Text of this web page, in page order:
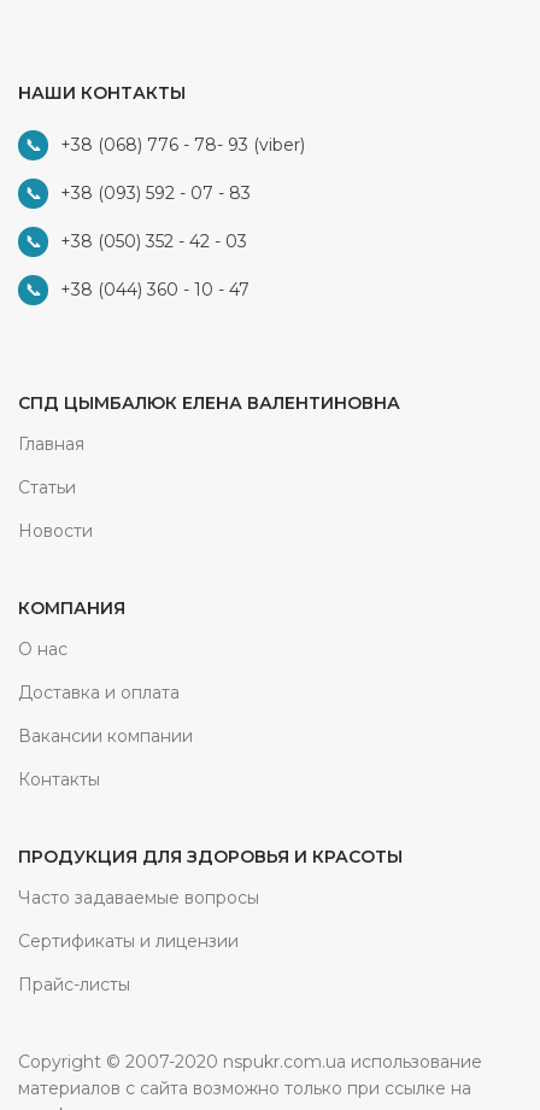
НАШИ КОНТАКТЫ
+38 (068) 776 - 78- 93 (viber)
+38 (093) 592 - 07 - 83
+38 (050) 352 - 42 - 03
+38 (044) 360 - 10 - 47
СПД ЦЫМБАЛЮК ЕЛЕНА ВАЛЕНТИНОВНА
Главная
Статьи
Новости
КОМПАНИЯ
О нас
Доставка и оплата
Вакансии компании
Контакты
ПРОДУКЦИЯ ДЛЯ ЗДОРОВЬЯ И КРАСОТЫ
Часто задаваемые вопросы
Сертификаты и лицензии
Прайс-листы
Copyright © 2007-2020 nspukr.com.ua использование
материалов с сайта возможно только при ссылке на